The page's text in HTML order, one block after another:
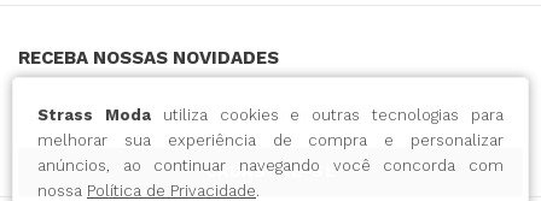
Strass Modautiliza cookies e outras tecnologias para
melhorar sua experiência de compra e personalizar
anúncios, ao continuar navegando você concorda com
nossa Política de Privacidade.
RECEBA NOSSAS NOVIDADES
CADASTRE-SE